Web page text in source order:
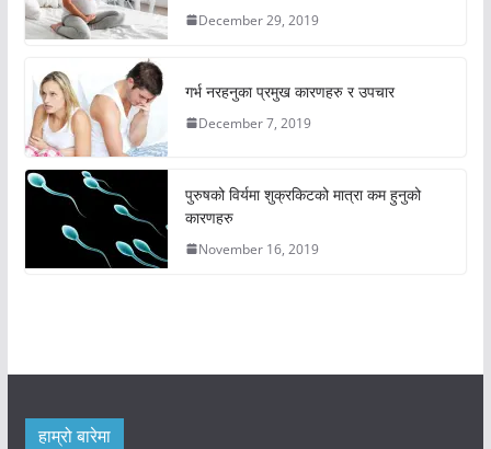
December 29, 2019
गर्भ नरहनुका प्रमुख कारणहरु र उपचार
December 7, 2019
पुरुषको विर्यमा शुक्रकिटको मात्रा कम हुनुको
कारणहरु
November 16, 2019
हाम्रो बारेमा